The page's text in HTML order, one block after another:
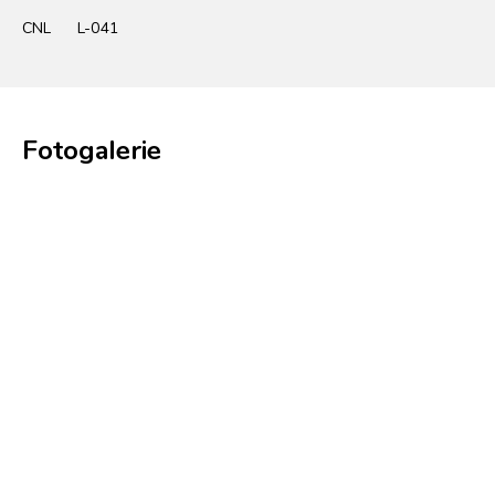
CNL L-041
Fotogalerie